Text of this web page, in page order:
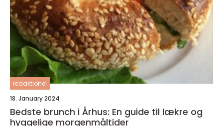
redaktionel
18. January 2024
Bedste brunch i Århus: En guide til lækre og
hyggelige morgenmåltider